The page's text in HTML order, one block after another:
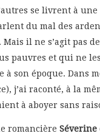
se livrent à
du mal des
il ne s’agit pas
pauvres et qui ne
son époque. Dans
j’ai raconté, à la
à aboyer sans
romancière